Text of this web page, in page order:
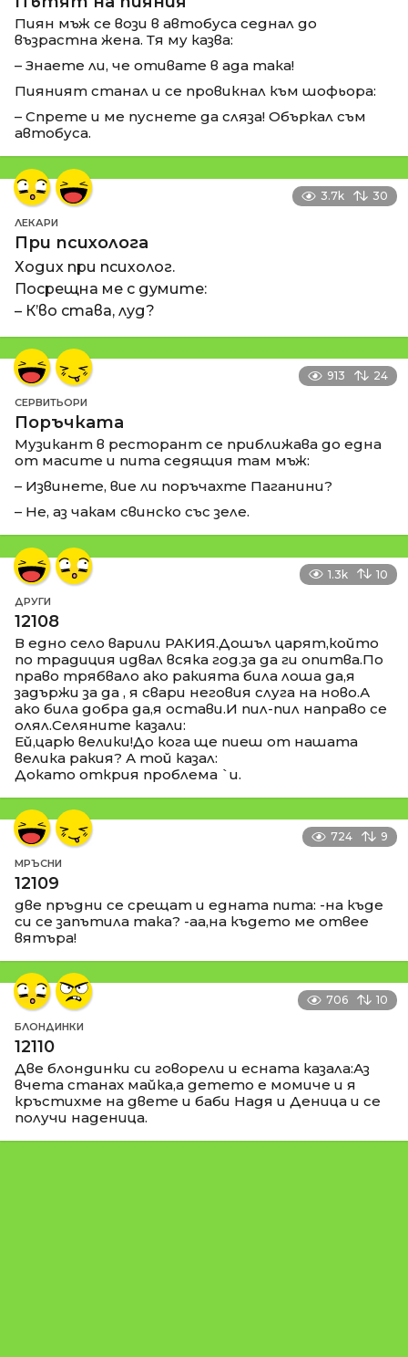
Пиян мъж се вози в автобуса седнал до
възрастна жена. Тя му казва:
– Знаете ли, че отивате в ада така!
Пияният станал и се провикнал към шофьора:
– Спрете и ме пуснете да сляза! Объркал съм
автобуса.
3.7k 30
ЛЕКАРИ
При психолога
Ходих при психолог.
Посрещна ме с думите:
– К’во става, луд?
913 24
СЕРВИТЬОРИ
Поръчката
Музикант в ресторант се приближава до една
от масите и пита седящия там мъж:
– Извинете, вие ли поръчахте Паганини?
– Не, аз чакам свинско със зеле.
1.3k 10
ДРУГИ
12108
В едно село варили РАКИЯ.Дошъл царят,който
по традиция идвал всяка год.за да ги опитва.По
право трябвало ако ракията била лоша да,я
задържи за да , я свари неговия слуга на ново.А
ако била добра да,я остави.И пил-пил направо се
олял.Селяните казали:
Ей,царю велики!До кога ще пиеш от нашата
велика ракия? А той казал:
Докато открия проблема `и.
724 9
МРЪСНИ
12109
две пръдни се срещат и едната пита: -на къде
си се запътила така? -аа,на където ме отвее
вятъра!
706 10
БЛОНДИНКИ
12110
Две блондинки си говорели и есната казала:Аз
вчета станах майка,а детето е момиче и я
кръстихме на двете и баби Надя и Деница и се
получи наденица.